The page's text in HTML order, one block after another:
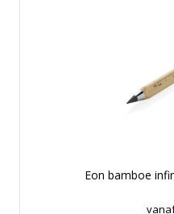
Eon bamboe